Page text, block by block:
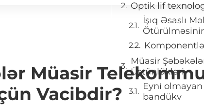
Müasir
Vacibdir?
Optik lif
İşıq Əsaslı
Müasir
Üstünlükləri
Eyni
bandükv